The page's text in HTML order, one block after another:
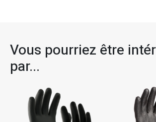
Vous pourriez être
par...